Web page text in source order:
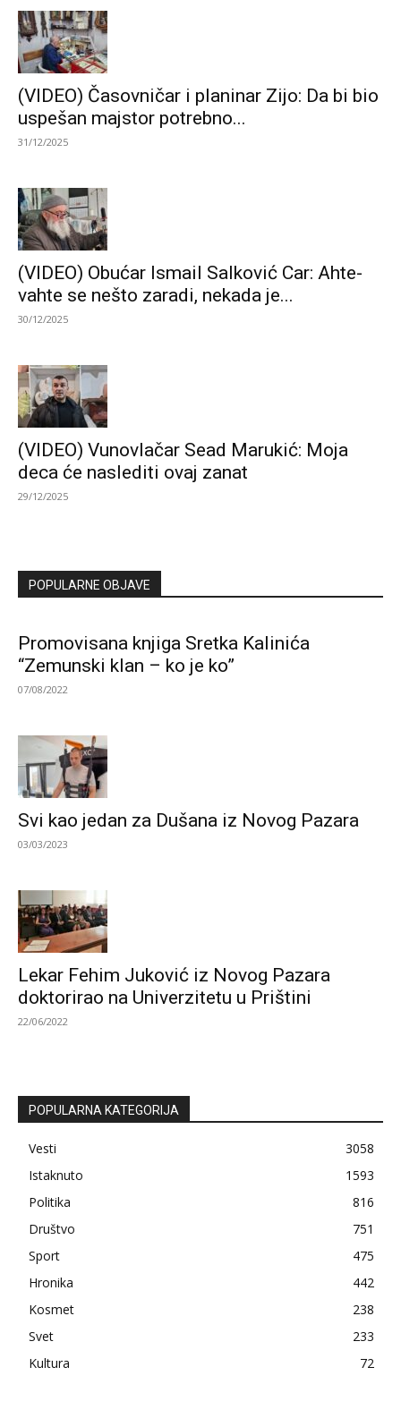
(VIDEO) Časovničar i planinar Zijo: Da bi bio
uspešan majstor potrebno...
31/12/2025
(VIDEO) Obućar Ismail Salković Car: Ahte-
vahte se nešto zaradi, nekada je...
30/12/2025
(VIDEO) Vunovlačar Sead Marukić: Moja
deca će naslediti ovaj zanat
29/12/2025
POPULARNE OBJAVE
Promovisana knjiga Sretka Kalinića
“Zemunski klan – ko je ko”
07/08/2022
Svi kao jedan za Dušana iz Novog Pazara
03/03/2023
Lekar Fehim Juković iz Novog Pazara
doktorirao na Univerzitetu u Prištini
22/06/2022
POPULARNA KATEGORIJA
Vesti
3058
Istaknuto
1593
Politika
816
Društvo
751
Sport
475
Hronika
442
Kosmet
238
Svet
233
Kultura
72